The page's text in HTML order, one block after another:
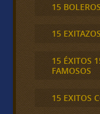
15
15 EXITAZOS
15 ÉXITOS
FAMOSOS
15 EXITOS